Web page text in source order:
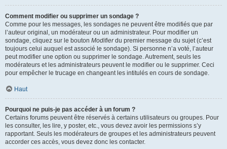
Comment modifier ou supprimer un sondage ?
Comme pour les messages, les sondages ne peuvent être modifiés que par
l’auteur original, un modérateur ou un administrateur. Pour modifier un
sondage, cliquez sur le bouton Modifierdu premier message du sujet (c’est
toujours celui auquel est associé le sondage). Si personne n’a voté, l’auteur
peut modifier une option ou supprimer le sondage. Autrement, seuls les
modérateurs et les administrateurs peuvent le modifier ou le supprimer. Ceci
pour empêcher le trucage en changeant les intitulés en cours de sondage.
Haut
Pourquoi ne puis-je pas accéder à un forum ?
Certains forums peuvent être réservés à certains utilisateurs ou groupes. Pour
les consulter, les lire, y poster, etc., vous devez avoir les permissions s’y
rapportant. Seuls les modérateurs de groupes et les administrateurs peuvent
accorder ces accès, vous devez donc les contacter.